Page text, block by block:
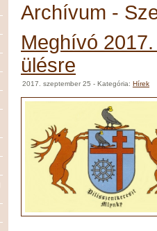
Archívum -
Meghívó
ülésre
2017. szeptember 25 - Kategória: Hírek